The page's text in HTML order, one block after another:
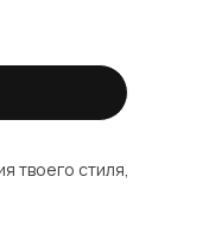
твоего стиля,